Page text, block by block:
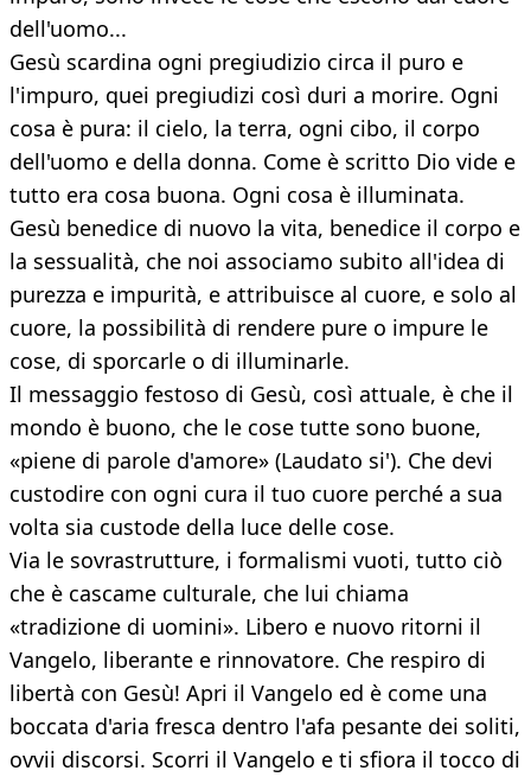
dell'uomo...
Gesù scardina ogni pregiudizio circa il puro e
l'impuro, quei pregiudizi così duri a morire. Ogni
cosa è pura: il cielo, la terra, ogni cibo, il corpo
dell'uomo e della donna. Come è scritto Dio vide e
tutto era cosa buona. Ogni cosa è illuminata.
Gesù benedice di nuovo la vita, benedice il corpo e
la sessualità, che noi associamo subito all'idea di
purezza e impurità, e attribuisce al cuore, e solo al
cuore, la possibilità di rendere pure o impure le
cose, di sporcarle o di illuminarle.
Il messaggio festoso di Gesù, così attuale, è che il
mondo è buono, che le cose tutte sono buone,
«piene di parole d'amore» (Laudato si'). Che devi
custodire con ogni cura il tuo cuore perché a sua
volta sia custode della luce delle cose.
Via le sovrastrutture, i formalismi vuoti, tutto ciò
che è cascame culturale, che lui chiama
«tradizione di uomini». Libero e nuovo ritorni il
Vangelo, liberante e rinnovatore. Che respiro di
libertà con Gesù! Apri il Vangelo ed è come una
boccata d'aria fresca dentro l'afa pesante dei soliti,
ovvii discorsi. Scorri il Vangelo e ti sfiora il tocco di